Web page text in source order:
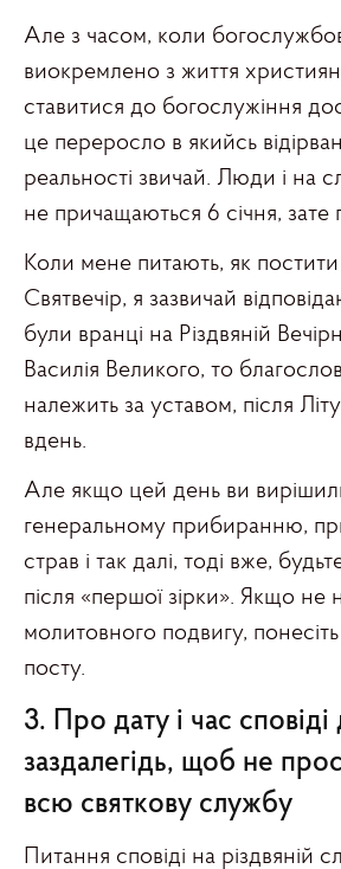
Але з часом, коли
виокремлено з життя
ставитися до богослужіння
це переросло в якийсь
реальності звичай. Люди і на
не причащаються 6 січня, зате
Коли мене питають, як постити
Святвечір, я зазвичай
були вранці на Різдвяній
Василія Великого, то
належить за уставом, після
вдень.
Але якщо цей день ви
генеральному прибиранню,
страв і так далі, тоді вже,
після «першої зірки». Якщо не
молитовного подвигу,
посту.
3. Про дату і час
заздалегідь, щоб не
всю святкову службу
Питання сповіді на різдвяній